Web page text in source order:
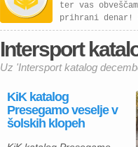
ter vas
prihrani denar!
Intersport
Uz 'Intersport katalog
KiK katalog
Presegamo veselje v
šolskih klopeh